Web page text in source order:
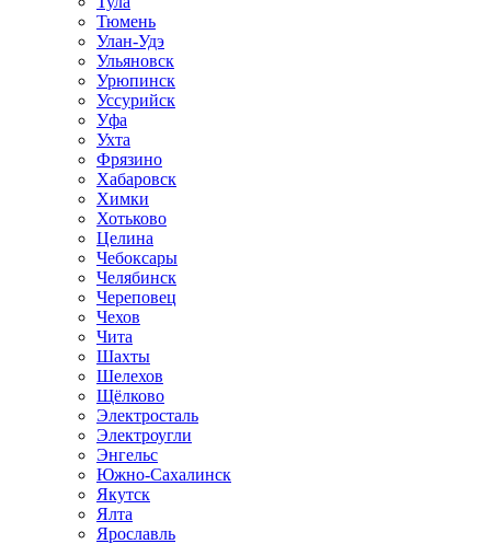
Тюмень
Улан-Удэ
Ульяновск
Урюпинск
Уссурийск
Уфа
Ухта
Фрязино
Хабаровск
Химки
Хотьково
Целина
Чебоксары
Челябинск
Череповец
Чехов
Чита
Шахты
Шелехов
Щёлково
Электросталь
Электроугли
Энгельс
Южно-Сахалинск
Якутск
Ялта
Ярославль